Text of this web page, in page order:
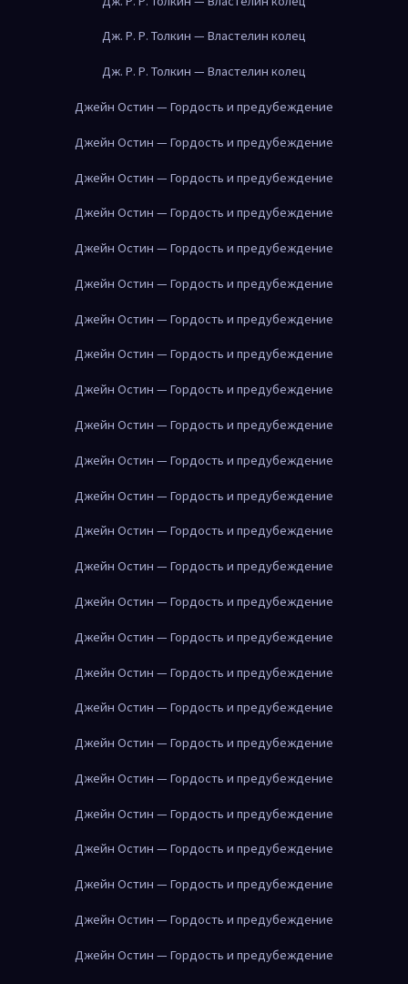
Дж. Р. Р. Толкин — Властелин колец
Дж. Р. Р. Толкин — Властелин колец
Джейн Остин — Гордость и предубеждение
Джейн Остин — Гордость и предубеждение
Джейн Остин — Гордость и предубеждение
Джейн Остин — Гордость и предубеждение
Джейн Остин — Гордость и предубеждение
Джейн Остин — Гордость и предубеждение
Джейн Остин — Гордость и предубеждение
Джейн Остин — Гордость и предубеждение
Джейн Остин — Гордость и предубеждение
Джейн Остин — Гордость и предубеждение
Джейн Остин — Гордость и предубеждение
Джейн Остин — Гордость и предубеждение
Джейн Остин — Гордость и предубеждение
Джейн Остин — Гордость и предубеждение
Джейн Остин — Гордость и предубеждение
Джейн Остин — Гордость и предубеждение
Джейн Остин — Гордость и предубеждение
Джейн Остин — Гордость и предубеждение
Джейн Остин — Гордость и предубеждение
Джейн Остин — Гордость и предубеждение
Джейн Остин — Гордость и предубеждение
Джейн Остин — Гордость и предубеждение
Джейн Остин — Гордость и предубеждение
Джейн Остин — Гордость и предубеждение
Джейн Остин — Гордость и предубеждение